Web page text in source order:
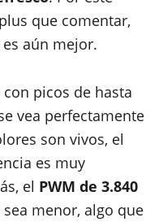
que comentar,
aún mejor.
picos de hasta
vea perfectamente
son vivos, el
es muy
el PWM de 3.840
menor, algo que